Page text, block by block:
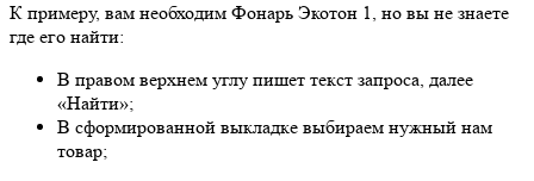
К примеру, вам необходим Фонарь Экотон 1, но вы не знаете
где его найти:
В правом верхнем углу пишет текст запроса, далее
«Найти»;
В сформированной выкладке выбираем нужный нам
товар;